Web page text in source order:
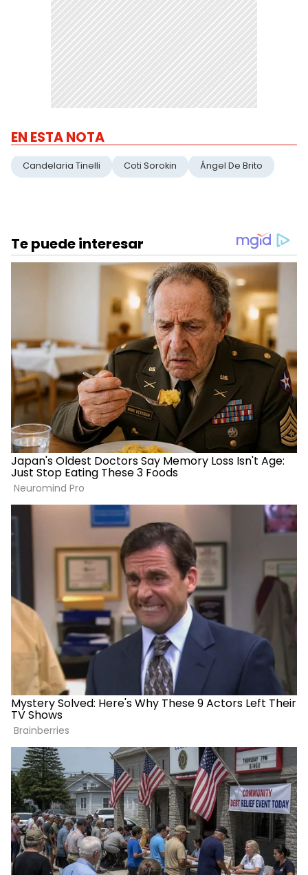
EN ESTA NOTA
Candelaria Tinelli Coti Sorokin Ángel De Brito